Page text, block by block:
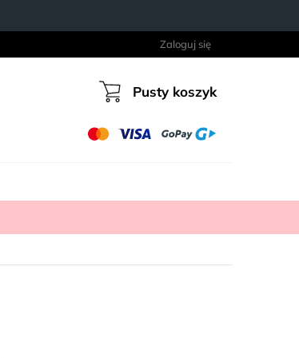
Zaloguj się
Koszyk
Pusty koszyk